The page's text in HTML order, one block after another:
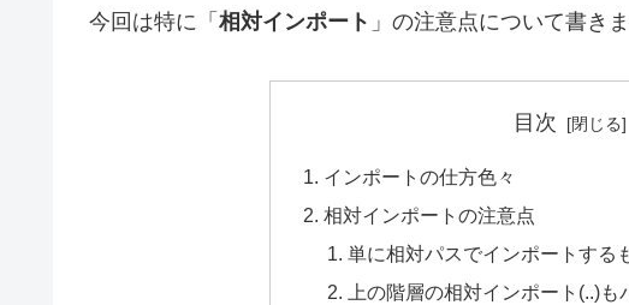
今回は特に「 相対インポート 」の注意点について書きま
目次
インポートの仕方色々
相対インポートの注意点
単に相対パスでインポートする
上の階層の相対インポート(..)